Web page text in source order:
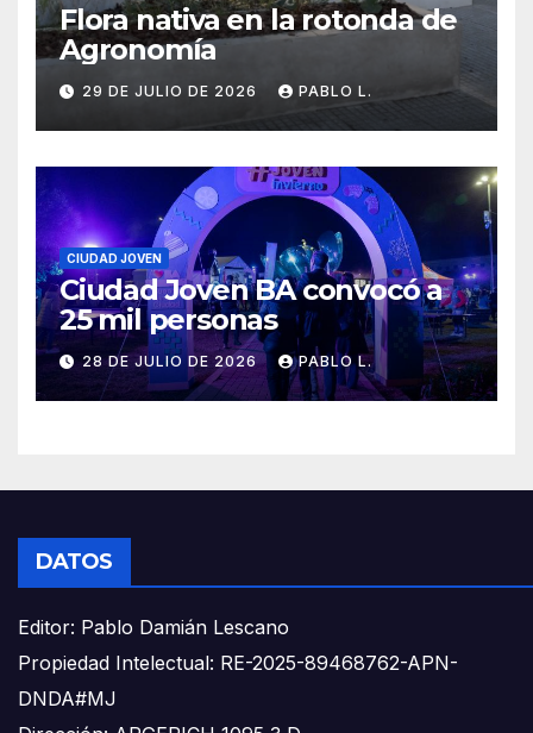
Flora nativa en la rotonda de
Agronomía
29 DE JULIO DE 2026 PABLO L.
CIUDAD JOVEN
Ciudad Joven BA convocó a
25 mil personas
28 DE JULIO DE 2026 PABLO L.
DATOS
Editor: Pablo Damián Lescano
Propiedad Intelectual: RE-2025-89468762-APN-
DNDA#MJ